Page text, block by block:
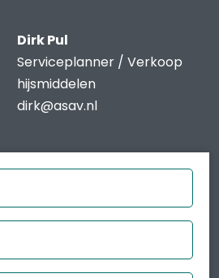
Dirk Pul
Serviceplanner / Verkoop
hijsmiddelen
dirk@asav.nl